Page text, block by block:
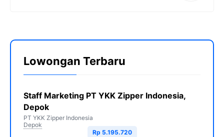
Lowongan Terbaru
Staff Marketing PT YKK Zipper Indonesia,
Depok
PT YKK Zipper Indonesia
Depok
Rp 5.195.720